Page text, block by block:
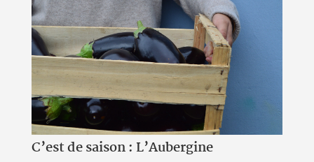
C’est de saison : L’Aubergine